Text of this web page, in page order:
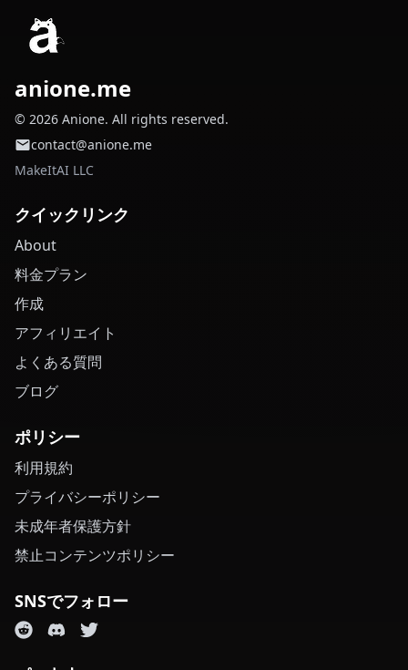
anione.me
© 2026 Anione. All rights reserved.
contact@anione.me
MakeItAI LLC
クイックリンク
About
料金プラン
作成
アフィリエイト
よくある質問
ブログ
ポリシー
利用規約
プライバシーポリシー
未成年者保護方針
禁止コンテンツポリシー
SNSでフォロー